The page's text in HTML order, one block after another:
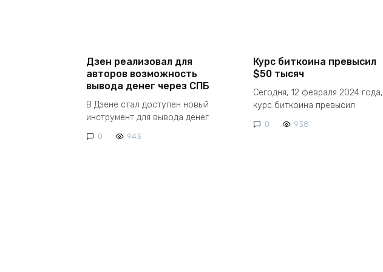
Дзен реализовал для
авторов возможность
вывода денег через СПБ
В Дзене стал доступен новый
инструмент для вывода денег
0 943
Курс биткоина превысил
$50 тысяч
Сегодня, 12 февраля 2024 года,
курс биткоина превысил
0 938